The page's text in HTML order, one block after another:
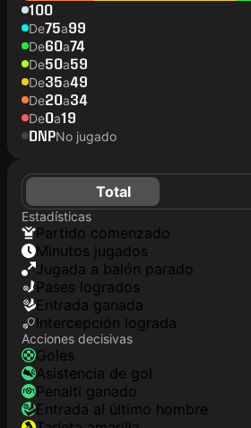
100
De75a99
De60a74
De50a59
De35a49
De20a34
De0a19
DNPNo jugado
Total
Estadísticas
partido comenzado
minutos jugados
jugada a balón parado
pases logrados
Entrada ganada
Intercepción lograda
Acciones decisivas
goles
asistencia de gol
Penalti ganado
Entrada al último hombre